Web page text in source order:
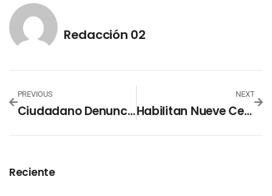
Redacción 02
PREVIOUS
Ciudadano Denuncia Que EDH Inventó Noticia
NEXT
Habilitan Nueve Centros De Acopio A Nivel Nacional
Reciente